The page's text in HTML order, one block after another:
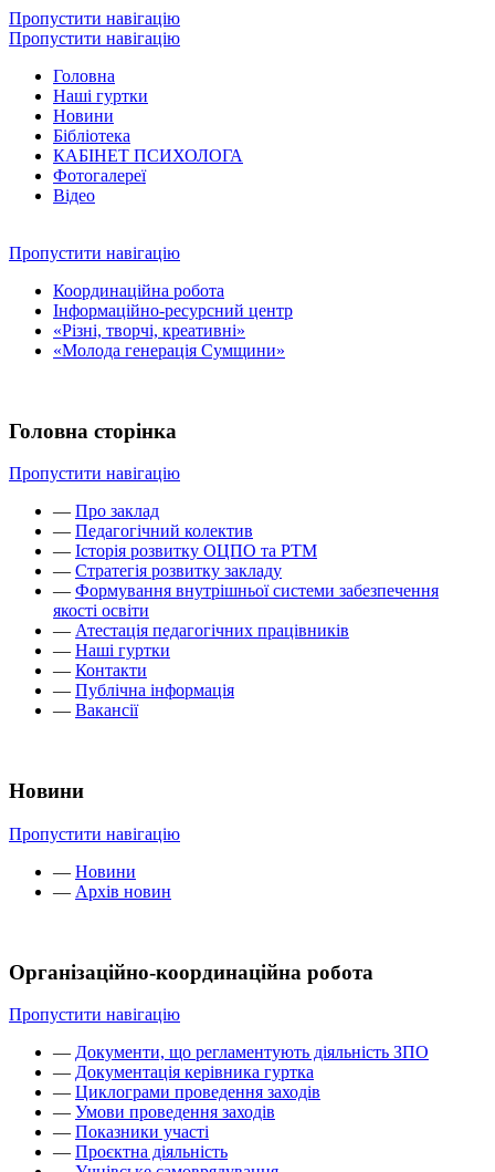
Пропустити навігацію
Пропустити навігацію
Головна
Наші гуртки
Новини
Бібліотека
КАБІНЕТ ПСИХОЛОГА
Фотогалереї
Відео
Пропустити навігацію
Координаційна робота
Інформаційно-ресурсний центр
«Різні, творчі, креативні»
«Молода генерація Сумщини»
Головна сторінка
Пропустити навігацію
— Про заклад
— Педагогічний колектив
— Історія розвитку ОЦПО та РТМ
— Стратегія розвитку закладу
— Формування внутрішньої системи забезпечення
якості освіти
— Атестація педагогічних працівників
— Наші гуртки
— Контакти
— Публічна інформація
— Вакансії
Новини
Пропустити навігацію
— Новини
— Архів новин
Організаційно-координаційна робота
Пропустити навігацію
— Документи, що регламентують діяльність ЗПО
— Документація керівника гуртка
— Циклограми проведення заходів
— Умови проведення заходів
— Показники участі
— Проєктна діяльність